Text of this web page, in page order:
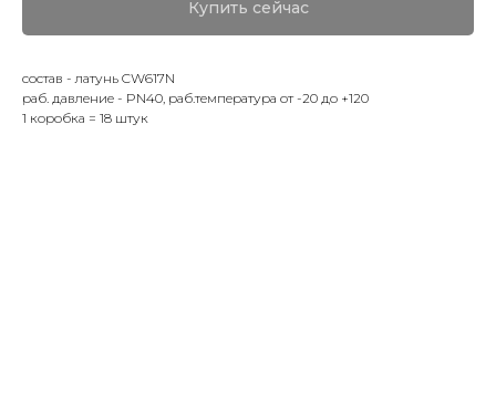
Купить сейчас
состав - латунь CW617N
раб. давление - PN40, раб.температура от -20 до +120
1 коробка = 18 штук